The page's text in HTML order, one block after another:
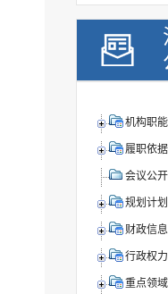
机构职能
履职依据
会议公开
规划计划
财政信息
行政权力
重点领域